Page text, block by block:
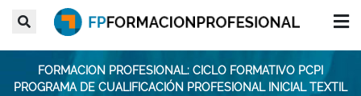
FORMACION PROFESIONAL: CICLO FORMATIVO PCPI
PROGRAMA DE CUALIFICACIÓN PROFESIONAL INICIAL TEXTIL